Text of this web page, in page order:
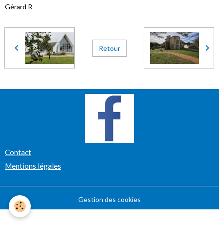
Gérard R
Retour
Contact
Mentions légales
Gestion des cookies